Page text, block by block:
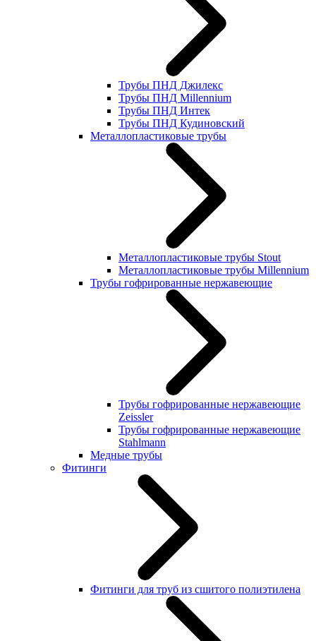
Трубы ПНД Джилекс
Трубы ПНД Millennium
Трубы ПНД Интек
Трубы ПНД Кудиновский
Металлопластиковые трубы
Металлопластиковые трубы Stout
Металлопластиковые трубы Millennium
Трубы гофрированные нержавеющие
Трубы гофрированные нержавеющие
Zeissler
Трубы гофрированные нержавеющие
Stahlmann
Медные трубы
Фитинги
Фитинги для труб из сшитого полиэтилена